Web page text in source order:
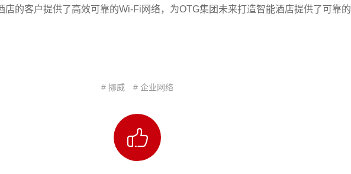
店的客户提供了高效可靠的Wi-Fi网络，为OTG集团未来打造智能酒店提供了可靠的
# 挪威 # 企业网络